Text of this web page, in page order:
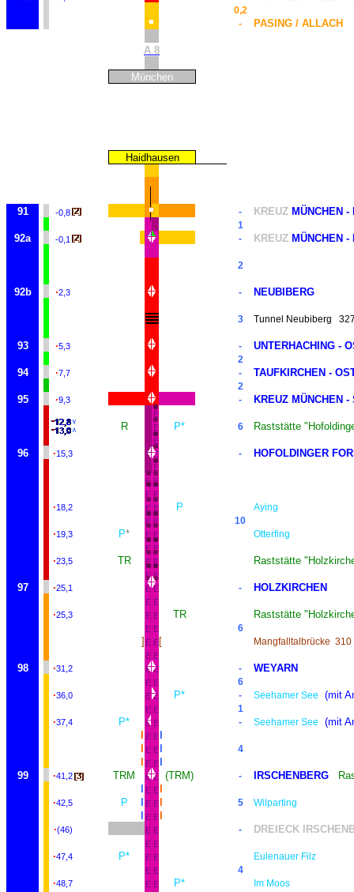
0,2
-
PASING / ALLACH
A 8
München
Haidhausen
91 -0,8 - KREUZ MÜNCHEN -
1
92a -0,1 - KREUZ MÜNCHEN -
2
92b ·2,3 - NEUBIBERG
3 Tunnel Neubiberg
93 ·5,3 - UNTERHACHING -
2
94 ·7,7 - TAUFKIRCHEN -
2
95 ·9,3 - KREUZ MÜNCHEN -
E
R E P* 6 Raststätte
E
96 ·15,3 E - HOFOLDINGER
E
E E
E E
·18,2 E E P Aying
E E 10
·19,3 P* E E Otterfing
E E
·23,5 TR E E Raststätte
E E
97 ·25,1 E E - HOLZKIRCHEN
E E
·25,3 E E TR Raststätte
E E 6
] E E[ Mangfalltalbrücke 310
E E
98 ·31,2 E E - WEYARN
E E 6
·36,0 E E P* - Seehamer See (mit
E E 1
·37,4 P* E E - Seehamer See
(mit
E E
E E 4
E E
99
·41,2 TRM E E (TRM) - IRSCHENBERG
E E
·42,5 P E E 5 Wilparting
E E
·(46) E E - DREIECK
E E
·47,4 P* E E Eulenauer Filz
E E 4
·48,7 E E P* Im Moos